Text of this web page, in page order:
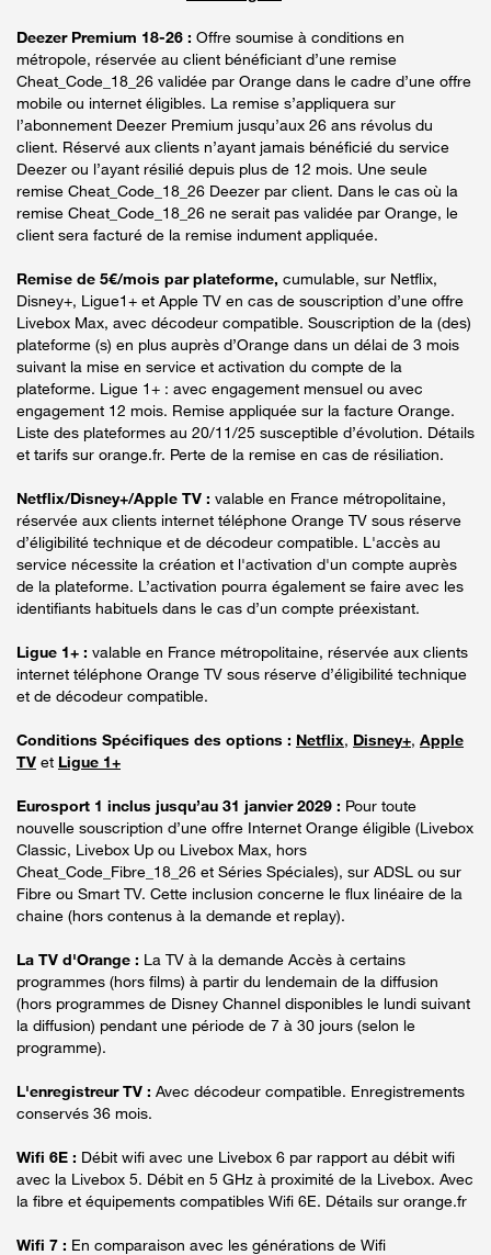
Deezer Premium 18-26 : Offre soumise à conditions en
métropole, réservée au client bénéficiant d’une remise
Cheat_Code_18_26 validée par Orange dans le cadre d’une offre
mobile ou internet éligibles. La remise s’appliquera sur
l’abonnement Deezer Premium jusqu’aux 26 ans révolus du
client. Réservé aux clients n’ayant jamais bénéficié du service
Deezer ou l’ayant résilié depuis plus de 12 mois. Une seule
remise Cheat_Code_18_26 Deezer par client. Dans le cas où la
remise Cheat_Code_18_26 ne serait pas validée par Orange, le
client sera facturé de la remise indument appliquée.
Remise de 5€/mois par plateforme, cumulable, sur Netflix,
Disney+, Ligue1+ et Apple TV en cas de souscription d’une offre
Livebox Max, avec décodeur compatible. Souscription de la (des)
plateforme (s) en plus auprès d’Orange dans un délai de 3 mois
suivant la mise en service et activation du compte de la
plateforme. Ligue 1+ : avec engagement mensuel ou avec
engagement 12 mois. Remise appliquée sur la facture Orange.
Liste des plateformes au 20/11/25 susceptible d’évolution. Détails
et tarifs sur orange.fr. Perte de la remise en cas de résiliation.
Netflix/Disney+/Apple TV : valable en France métropolitaine,
réservée aux clients internet téléphone Orange TV sous réserve
d’éligibilité technique et de décodeur compatible. L'accès au
service nécessite la création et l'activation d'un compte auprès
de la plateforme. L’activation pourra également se faire avec les
identifiants habituels dans le cas d’un compte préexistant.
Ligue 1+ : valable en France métropolitaine, réservée aux clients
internet téléphone Orange TV sous réserve d’éligibilité technique
et de décodeur compatible.
Conditions Spécifiques des options : Netflix, Disney+, Apple
TV et Ligue 1+
Eurosport 1 inclus jusqu’au 31 janvier 2029 : Pour toute
nouvelle souscription d’une offre Internet Orange éligible (Livebox
Classic, Livebox Up ou Livebox Max, hors
Cheat_Code_Fibre_18_26 et Séries Spéciales), sur ADSL ou sur
Fibre ou Smart TV. Cette inclusion concerne le flux linéaire de la
chaine (hors contenus à la demande et replay).
La TV d'Orange : La TV à la demande Accès à certains
programmes (hors films) à partir du lendemain de la diffusion
(hors programmes de Disney Channel disponibles le lundi suivant
la diffusion) pendant une période de 7 à 30 jours (selon le
programme).
L'enregistreur TV : Avec décodeur compatible. Enregistrements
conservés 36 mois.
Wifi 6E : Débit wifi avec une Livebox 6 par rapport au débit wifi
avec la Livebox 5. Débit en 5 GHz à proximité de la Livebox. Avec
la fibre et équipements compatibles Wifi 6E. Détails sur orange.fr
Wifi 7 : En comparaison avec les générations de Wifi